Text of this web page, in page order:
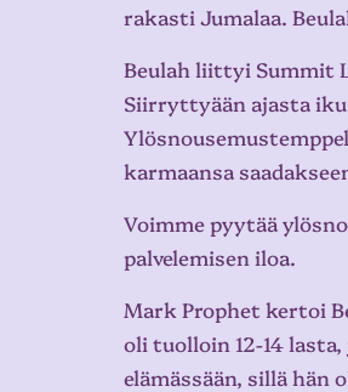
rakasti Jumalaa.
Beulah liittyi Summit
Siirryttyään ajasta
karmaansa
Voimme pyytää
palvelemisen iloa.
Mark Prophet kertoi
oli tuolloin 12-14
elämässään, sillä hän